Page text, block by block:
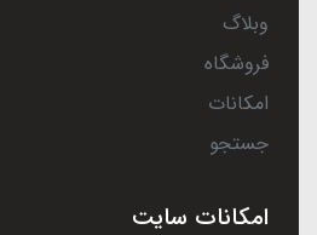
وبلاگ
فروشگاه
امکانات
جستجو
امکانات سایت